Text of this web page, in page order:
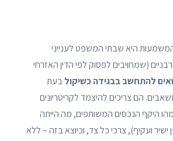
היא שבתי המשפט לענייני
(שמחויבים לפסוק לפי הדין האזרחי
להתחשב בבגידה כשיקולבעת
הם צריכים להיצמד לקריטריונים
מהו היקף הנכסים המשותפים, מה הייתה
ועקיף), צרכי כל צד, וכיוצא בזה – ללא